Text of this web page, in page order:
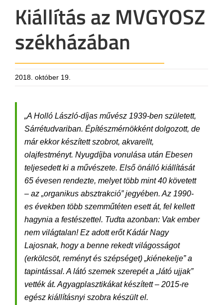
Kiállítás az MVGYOSZ
székházában
2018. október 19.
„A Holló László-díjas művész 1939-ben született,
Sárrétudvariban. Építészmérnökként dolgozott, de
már ekkor készített szobrot, akvarellt,
olajfestményt. Nyugdíjba vonulása után Ebesen
teljesedett ki a művészete. Első önálló kiállítását
65 évesen rendezte, melyet több mint 40 követett
– az „organikus absztrakció”jegyében. Az 1990-
es években több szemműtéten esett át, fel kellett
hagynia a festészettel. Tudta azonban: Vak ember
nem világtalan! Ez adott erőt Kádár Nagy
Lajosnak, hogy a benne rekedt világosságot
(erkölcsöt, reményt és szépséget) „kiénekelje” a
tapintással. A látó szemek szerepét a „látó ujjak”
vették át. Agyagplasztikákat készített – 2015-re
egész kiállításnyi szobra készült el.